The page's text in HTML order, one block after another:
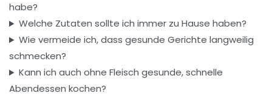
habe?
Welche Zutaten sollte ich immer zu Hause haben?
Wie vermeide ich, dass gesunde Gerichte langweilig
schmecken?
Kann ich auch ohne Fleisch gesunde, schnelle
Abendessen kochen?